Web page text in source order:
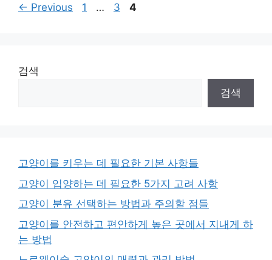
← Previous Page
1 … Page
3 Page
4
검색
검색
고양이를 키우는 데 필요한 기본 사항들
고양이 입양하는 데 필요한 5가지 고려 사항
고양이 분유 선택하는 방법과 주의할 점들
고양이를 안전하고 편안하게 높은 곳에서 지내게 하
는 방법